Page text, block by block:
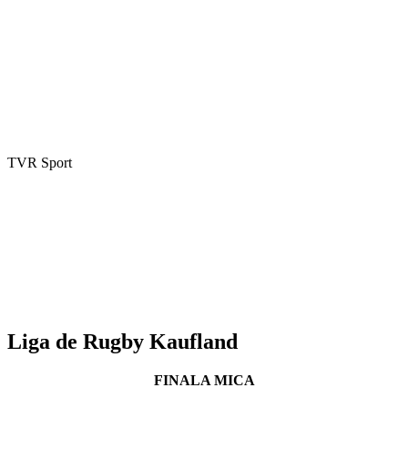
TVR Sport
Liga de Rugby Kaufland
FINALA MICA